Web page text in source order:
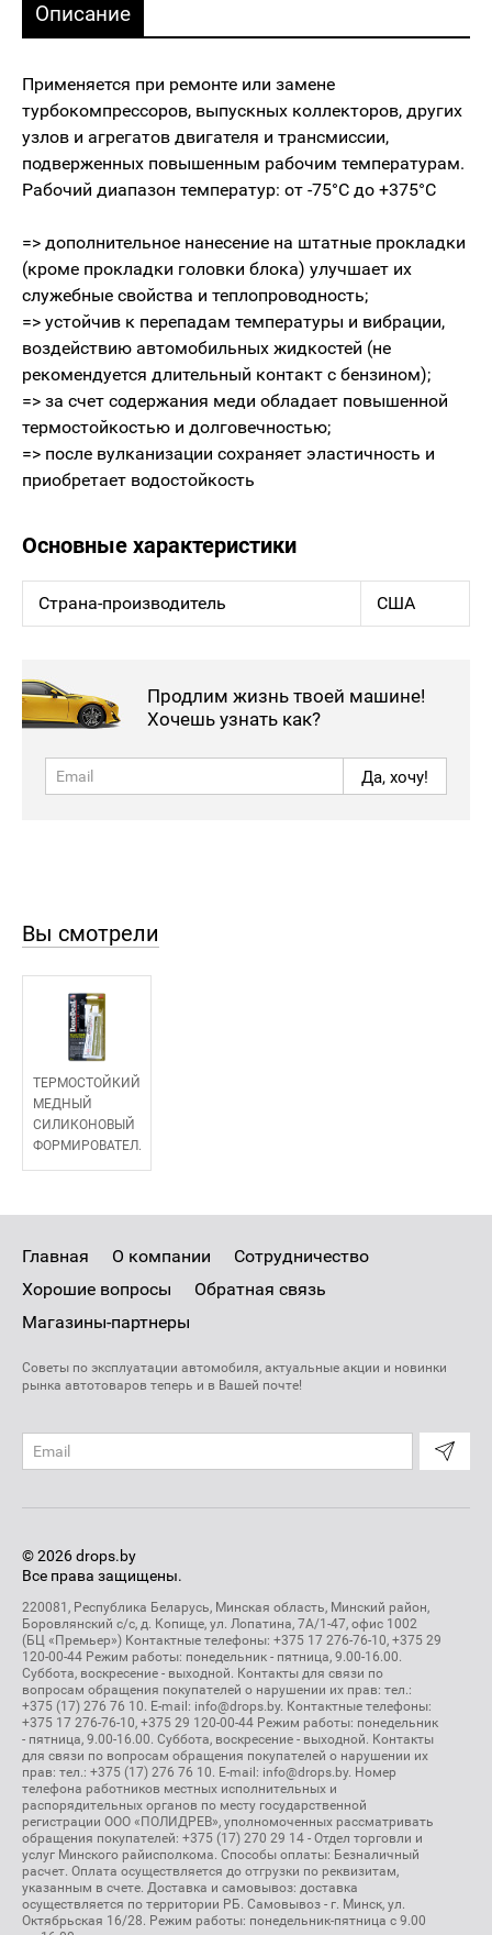
Описание
Применяется при ремонте или замене
турбокомпрессоров, выпускных коллекторов, других
узлов и агрегатов двигателя и трансмиссии,
подверженных повышенным рабочим температурам.
Рабочий диапазон температур: от -75°C до +375°C
=> дополнительное нанесение на штатные прокладки
(кроме прокладки головки блока) улучшает их
служебные свойства и теплопроводность;
=> устойчив к перепадам температуры и вибрации,
воздействию автомобильных жидкостей (не
рекомендуется длительный контакт с бензином);
=> за счет содержания меди обладает повышенной
термостойкостью и долговечностью;
=> после вулканизации сохраняет эластичность и
приобретает водостойкость
Основные характеристики
Страна-производитель США
Продлим жизнь твоей машине!
Хочешь узнать как?
Да, хочу!
Вы смотрели
ТЕРМОСТОЙКИЙ
МЕДНЫЙ
СИЛИКОНОВЫЙ
ФОРМИРОВАТЕЛ…
Главная О компании
Сотрудничество
Хорошие вопросы
Обратная связь
Магазины-партнеры
Советы по эксплуатации автомобиля, актуальные акции и новинки
рынка автотоваров теперь и в Вашей почте!
© 2026 drops.by
Все права защищены.
220081, Республика Беларусь, Минская область, Минский район,
Боровлянский с/с, д. Копище, ул. Лопатина, 7А/1-47, офис 1002
(БЦ «Премьер») Контактные телефоны: +375 17 276-76-10, +375 29
120-00-44 Режим работы: понедельник - пятница, 9.00-16.00.
Суббота, воскресение - выходной. Контакты для связи по
вопросам обращения покупателей о нарушении их прав: тел.:
+375 (17) 276 76 10. E-mail: info@drops.by. Контактные телефоны:
+375 17 276-76-10, +375 29 120-00-44 Режим работы: понедельник
- пятница, 9.00-16.00. Суббота, воскресение - выходной. Контакты
для связи по вопросам обращения покупателей о нарушении их
прав: тел.: +375 (17) 276 76 10. E-mail: info@drops.by. Номер
телефона работников местных исполнительных и
распорядительных органов по месту государственной
регистрации ООО «ПОЛИДРЕВ», уполномоченных рассматривать
обращения покупателей: +375 (17) 270 29 14 - Отдел торговли и
услуг Минского райисполкома. Способы оплаты: Безналичный
расчет. Оплата осуществляется до отгрузки по реквизитам,
указанным в счете. Доставка и самовывоз: доставка
осуществляется по территории РБ. Самовывоз - г. Минск, ул.
Октябрьская 16/28. Режим работы: понедельник-пятница с 9.00